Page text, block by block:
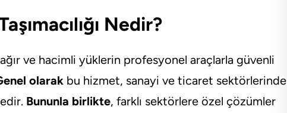
Nedir?
ağır ve hacimli yüklerin profesyonel araçlarla güvenli
olarak bu hizmet, sanayi ve ticaret sektörlerinde
Bununla birlikte, farklı sektörlere özel çözümler